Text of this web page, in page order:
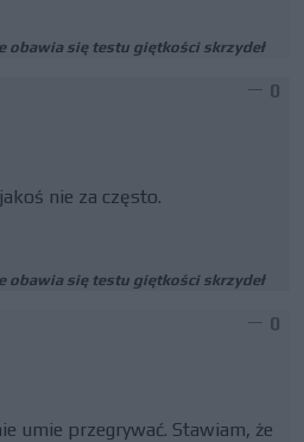
obawia się testu giętkości skrzydeł
0
nie za często.
obawia się testu giętkości skrzydeł
0
umie przegrywać. Stawiam, że